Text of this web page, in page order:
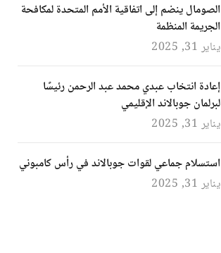
الصومال ينضم إلى اتفاقية الأمم المتحدة لمكافحة
الجريمة المنظمة
يناير 31, 2025
إعادة انتخاب عبدي محمد عبد الرحمن رئيسًا
لبرلمان جوبالاند الإقليمي
يناير 31, 2025
استسلام جماعي لقوات جوبالاند في رأس كامبوني
يناير 31, 2025